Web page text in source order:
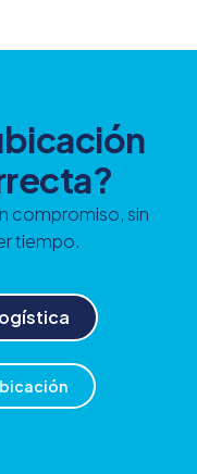
compromiso, sin
tiempo.